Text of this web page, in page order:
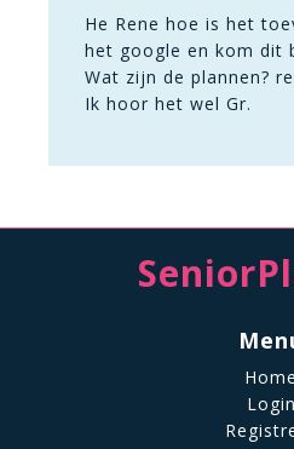
He Rene hoe is het
het google en kom dit
Wat zijn de plannen?
Ik hoor het wel Gr.
Home
Login